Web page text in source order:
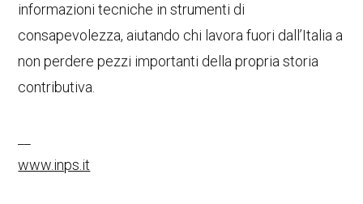
informazioni tecniche in strumenti di
consapevolezza, aiutando chi lavora fuori dall’Italia a
non perdere pezzi importanti della propria storia
contributiva.
www.inps.it